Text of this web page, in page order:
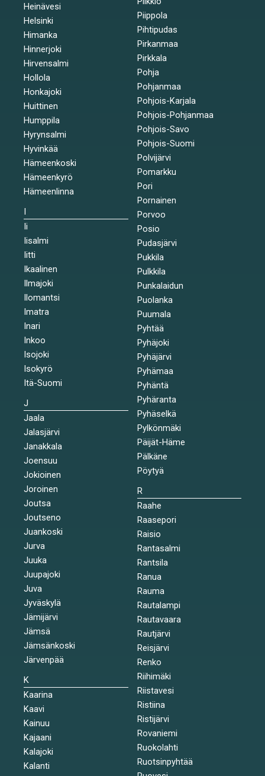
Heinävesi
Helsinki
Himanka
Hinnerjoki
Hirvensalmi
Hollola
Honkajoki
Huittinen
Humppila
Hyrynsalmi
Hyvinkää
Hämeenkoski
Hämeenkyrö
Hämeenlinna
I
Ii
Iisalmi
Iitti
Ikaalinen
Ilmajoki
Ilomantsi
Imatra
Inari
Inkoo
Isojoki
Isokyrö
Itä-Suomi
J
Jaala
Jalasjärvi
Janakkala
Joensuu
Jokioinen
Joroinen
Joutsa
Joutseno
Juankoski
Jurva
Juuka
Juupajoki
Juva
Jyväskylä
Jämijärvi
Jämsä
Jämsänkoski
Järvenpää
K
Kaarina
Kaavi
Kainuu
Kajaani
Kalajoki
Kalanti
Piippola
Pihtipudas
Pirkanmaa
Pirkkala
Pohja
Pohjanmaa
Pohjois-Karjala
Pohjois-Pohjanmaa
Pohjois-Savo
Pohjois-Suomi
Polvijärvi
Pomarkku
Pori
Pornainen
Porvoo
Posio
Pudasjärvi
Pukkila
Pulkkila
Punkalaidun
Puolanka
Puumala
Pyhtää
Pyhäjoki
Pyhäjärvi
Pyhämaa
Pyhäntä
Pyhäranta
Pyhäselkä
Pylkönmäki
Päijät-Häme
Pälkäne
Pöytyä
R
Raahe
Raasepori
Raisio
Rantasalmi
Rantsila
Ranua
Rauma
Rautalampi
Rautavaara
Rautjärvi
Reisjärvi
Renko
Riihimäki
Riistavesi
Ristiina
Ristijärvi
Rovaniemi
Ruokolahti
Ruotsinpyhtää